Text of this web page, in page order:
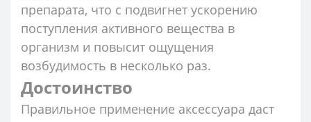
препарата, что с подвигнет ускорению
поступления активного вещества в
организм и повысит ощущения
возбудимость в несколько раз.
Достоинство
Правильное применение аксессуара даст